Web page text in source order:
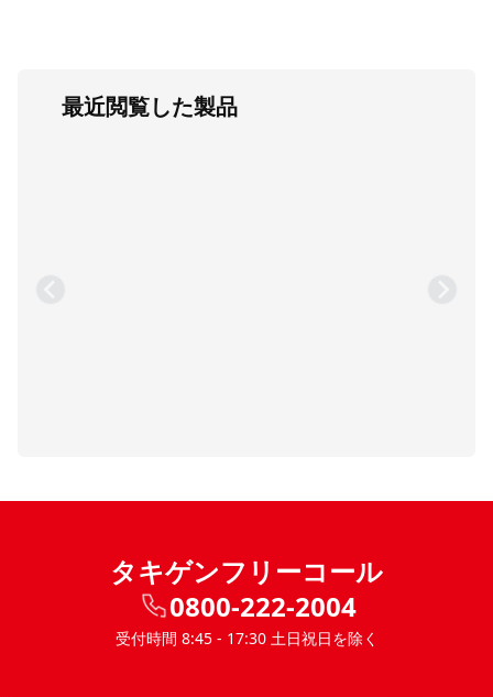
最近閲覧した製品
タキゲンフリーコール
0800-222-2004
受付時間 8:45 - 17:30 土日祝日を除く